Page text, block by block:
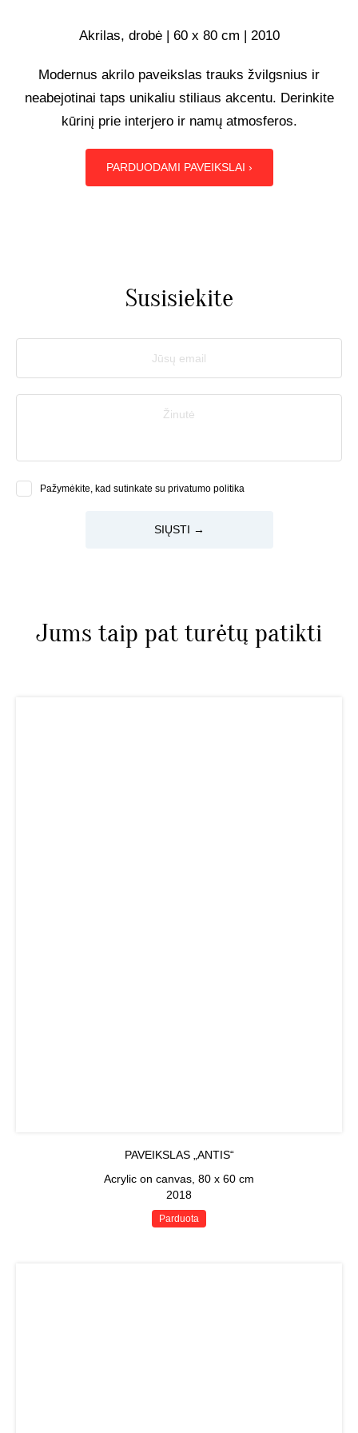
UŽSAKOMIEJI PROJEKTAI
TAPYBOS PAMOKOS
BIO
Akrilas, drobė | 60 x 80 cm | 2010
Modernus akrilo paveikslas trauks žvilgsnius ir
neabejotinai taps unikaliu stiliaus akcentu. Derinkite
kūrinį prie interjero ir namų atmosferos.
PARDUODAMI PAVEIKSLAI ›
Susisiekite
Jūsų email
Žinutė
Pažymėkite, kad sutinkate su privatumo politika
SIŲSTI →
Jums taip pat turėtų patikti
PAVEIKSLAS „ANTIS“
Acrylic on canvas, 80 x 60 cm
2018
Parduota